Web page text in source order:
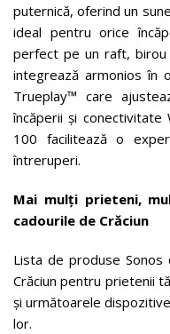
puternică, oferind un
ideal pentru orice
perfect pe un raft,
integrează armonios în
Trueplay™ care
încăperii și
100 facilitează o
întreruperi.
Mai mulți prieteni,
cadourile de Crăciun
Lista de produse
Crăciun pentru prietenii
și următoarele
lor.